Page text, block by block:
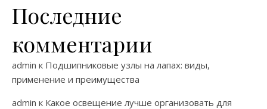
Последние
комментарии
admin к Подшипниковые узлы на лапах: виды,
применение и преимущества
admin к Какое освещение лучше организовать для